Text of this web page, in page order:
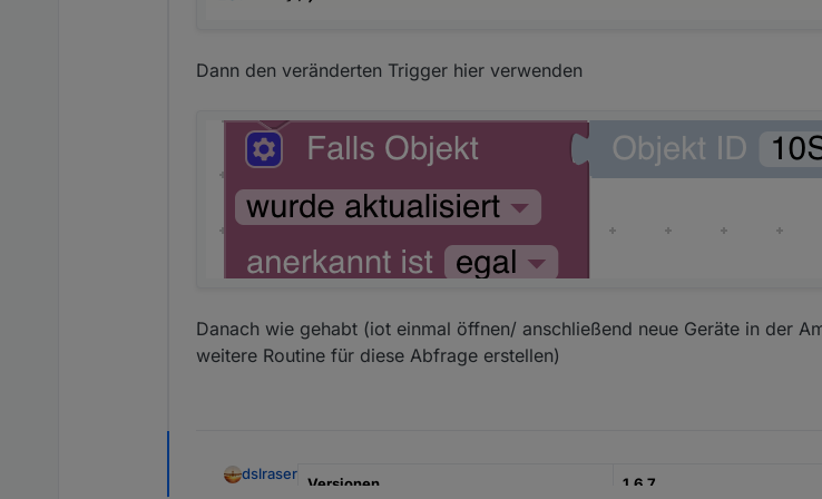
Blockly Exporte
Routine erstellen
Dann den veränderten Trigger hier verwenden
Danach wie gehabt (iot einmal öffnen/ anschließend neue Geräte in der
weitere Routine für diese Abfrage erstellen)
dslraser
Versionen 1.6.7